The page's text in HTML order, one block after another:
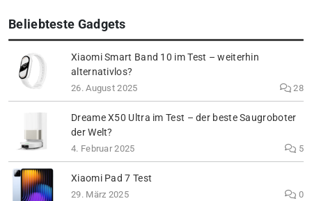
Beliebteste Gadgets
Xiaomi Smart Band 10 im Test – weiterhin
alternativlos?
26. August 2025 28
Dreame X50 Ultra im Test – der beste Saugroboter
der Welt?
4. Februar 2025 5
Xiaomi Pad 7 Test
29. März 2025 0